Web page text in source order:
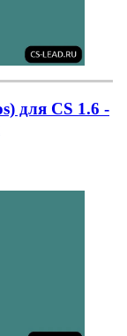
для CS 1.6 -